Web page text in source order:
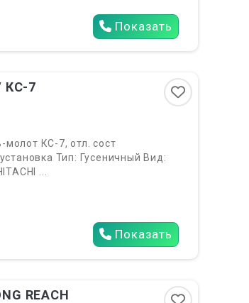
Показать
КС-7
КС-7, отл. сост
Тип: Гусеничный Вид:
...
Показать
REACH